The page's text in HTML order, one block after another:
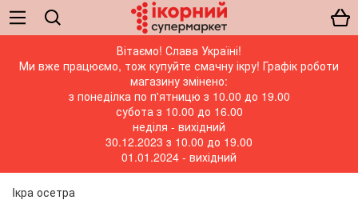
Вітаємо! Слава Україні!
Ми вже працюємо, тож купуйте смачну ікру! Графік роботи
магазину змінено:
з понеділка по п'ятницю з 10.00 до 19.00
субота з 10.00 до 16.00
неділя - вихідний
30.12.2023 з 10.00 до 19.00
01.01.2024 - вихідний
Iкра осетра